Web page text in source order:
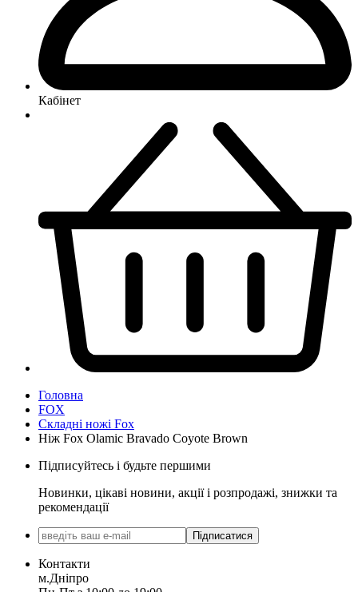
Кабінет
Головна
FOX
Складні ножі Fox
Ніж Fox Olamic Bravado Coyote Brown
Підписуйтесь і будьте першими
Новинки, цікаві новини, акції і розпродажі, знижки та
рекомендації
Підписатися
Контакти
м.Дніпро